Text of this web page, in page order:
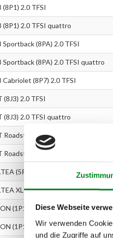
Diese Webseite
Wir verwenden
und die Zugriffe auf
2.0 TFSI
(8P1) 2.0 TFSI quattro
Sportback (8PA) 2.0 TFSI
Sportback (8PA) 2.0 TFSI quattro
Cabriolet (8P7) 2.0 TFSI
(8J3) 2.0 TFSI
(8J3) 2.0 TFSI quattro
(8J9) 2.0 TFSI
Roadster (8J9) 2.0 TFSI quattro
(5P1) 2.0 TFSI
XL (5P5, 5P8) 2.0 TFSI 4x4
(1P1) 2.0 TFSI
(1P1) 2.0 TFSI